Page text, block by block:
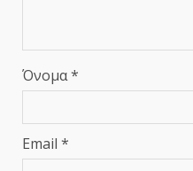
Όνομα*
Email *